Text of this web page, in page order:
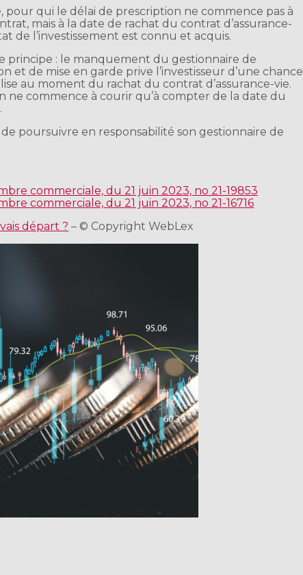
pour qui le délai de prescription ne commence pas à
mais à la date de rachat du contrat d’assurance-
de l’investissement est connu et acquis.
principe : le manquement du gestionnaire de
et de mise en garde prive l’investisseur d’une chance
au moment du rachat du contrat d’assurance-vie.
ne commence à courir qu’à compter de la date du
poursuivre en responsabilité son gestionnaire de
commerciale, du 21 juin 2023, no 21-19853
commerciale, du 21 juin 2023, no 21-16716
départ ? – © Copyright WebLex